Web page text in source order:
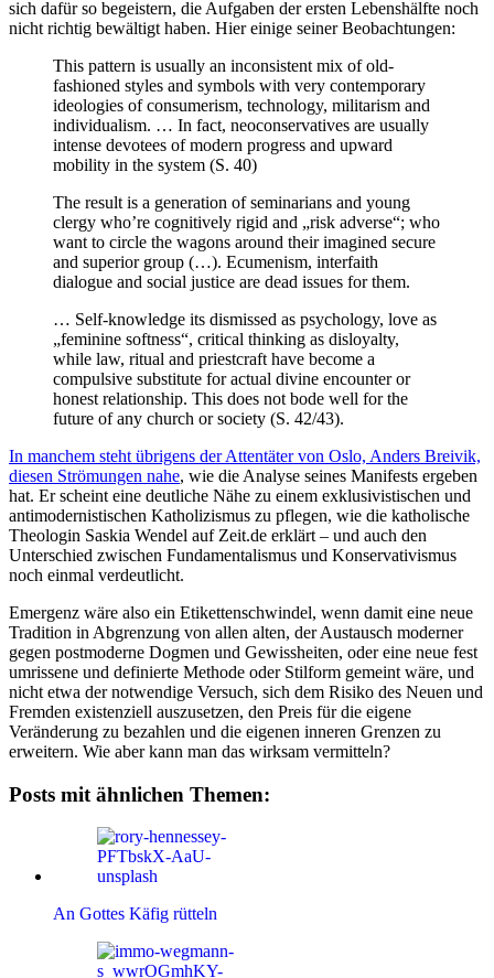
sich dafür so begeistern, die Aufgaben der ersten Lebenshälfte noch
nicht richtig bewältigt haben. Hier einige seiner Beobachtungen:
This pattern is usually an inconsistent mix of old-
fashioned styles and symbols with very contemporary
ideologies of consumerism, technology, militarism and
individualism. … In fact, neoconservatives are usually
intense devotees of modern progress and upward
mobility in the system (S. 40)
The result is a generation of seminarians and young
clergy who’re cognitively rigid and „risk adverse“; who
want to circle the wagons around their imagined secure
and superior group (…). Ecumenism, interfaith
dialogue and social justice are dead issues for them.
… Self-knowledge its dismissed as psychology, love as
„feminine softness“, critical thinking as disloyalty,
while law, ritual and priestcraft have become a
compulsive substitute for actual divine encounter or
honest relationship. This does not bode well for the
future of any church or society (S. 42/43).
In manchem steht übrigens der Attentäter von Oslo, Anders Breivik,
diesen Strömungen nahe, wie die Analyse seines Manifests ergeben
hat. Er scheint eine deutliche Nähe zu einem exklusivistischen und
antimodernistischen Katholizismus zu pflegen, wie die katholische
Theologin Saskia Wendel auf Zeit.de erklärt – und auch den
Unterschied zwischen Fundamentalismus und Konservativismus
noch einmal verdeutlicht.
Emergenz wäre also ein Etikettenschwindel, wenn damit eine neue
Tradition in Abgrenzung von allen alten, der Austausch moderner
gegen postmoderne Dogmen und Gewissheiten, oder eine neue fest
umrissene und definierte Methode oder Stilform gemeint wäre, und
nicht etwa der notwendige Versuch, sich dem Risiko des Neuen und
Fremden existenziell auszusetzen, den Preis für die eigene
Veränderung zu bezahlen und die eigenen inneren Grenzen zu
erweitern. Wie aber kann man das wirksam vermitteln?
Posts mit ähnlichen Themen:
An Gottes Käfig rütteln